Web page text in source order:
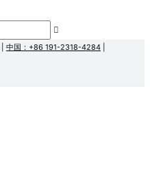
中国：+86 191-2318-4284